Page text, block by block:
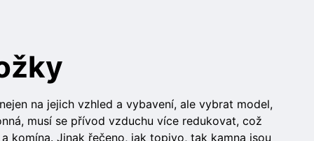
na jejich vzhled a vybavení, ale vybrat model,
musí se přívod vzduchu více redukovat, což
komína. Jinak řečeno, jak topivo, tak kamna jsou